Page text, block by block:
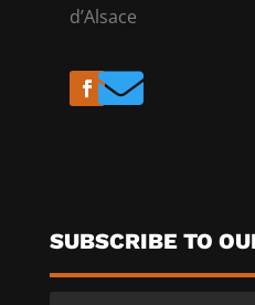
d’Alsace

SUBSCRIBE TO